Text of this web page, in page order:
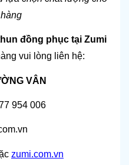
đồng phục tại Zumi
vui lòng liên hệ:
VÂN
954 006
zumi.com.vn